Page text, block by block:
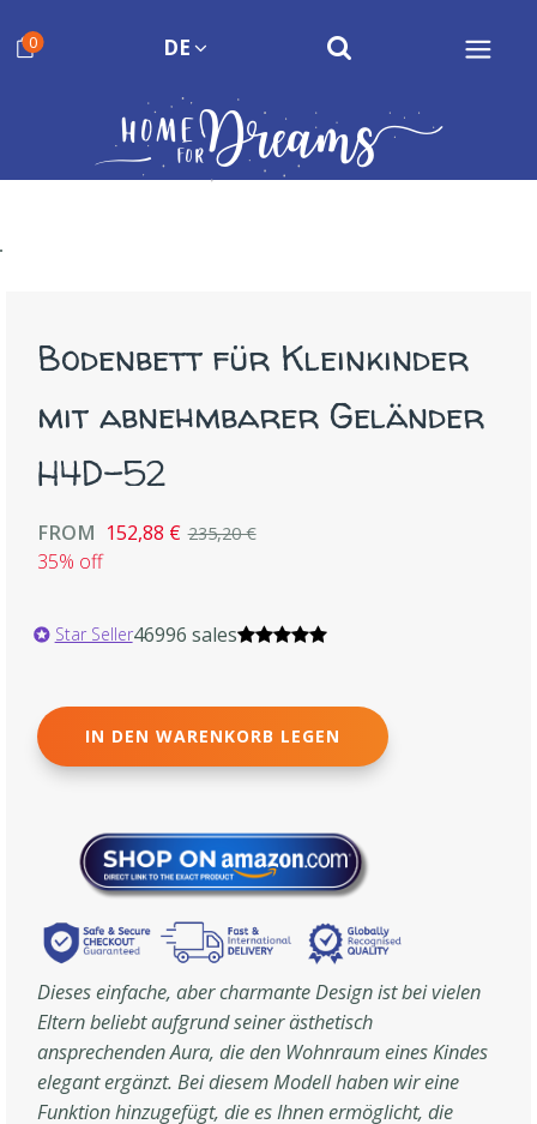
0 DE
Bodenbett für Kleinkinder
mit abnehmbarer Geländer
H4D-52
FROM 152,88 € 235,20 €
35% off
Star Seller46996 sales
IN DEN WARENKORB LEGEN
Dieses einfache, aber charmante Design ist bei vielen
Eltern beliebt aufgrund seiner ästhetisch
ansprechenden Aura, die den Wohnraum eines Kindes
elegant ergänzt. Bei diesem Modell haben wir eine
Funktion hinzugefügt, die es Ihnen ermöglicht, die